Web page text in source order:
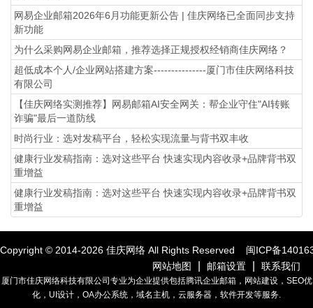
网易企业邮箱2026年6月功能更新公告 | 佳庆网络已全面同步支持
新功能
为什么采购网易企业邮箱，推荐选择正规授权经销商佳庆网络？
超低成本个人/企业网站搭建方案---------------厦门市佳庆网络科技
有限公司
【佳庆网络实测推荐】网易邮箱AI安全网关：帮企业守住"AI转账
诈骗"最后一道防线
时尚行业：选对发稿平台，轻松实现流量与背书双丰收
健康行业发稿指南：选对这些平台 快速实现内容收录+品牌背书双
重增益
健康行业发稿指南：选对这些平台 快速实现内容收录+品牌背书双
重增益
Copyright © 2014-2026 佳庆网络 All Rights Reserved 闽ICP备
网站地图
邮箱设置 联系我们
厦门市佳庆网络科技有限公司专业为企业提供包括腾讯企业邮箱，网站建设，SEO优
化，UI设计，OA办公系统，域名主机，云服务器，软件开发等服务.